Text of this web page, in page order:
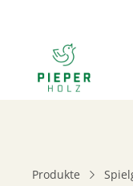
Produkte